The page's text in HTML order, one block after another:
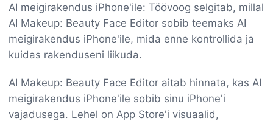
AI meigirakendus iPhone'ile: Töövoog selgitab, millal
AI Makeup: Beauty Face Editor sobib teemaks AI
meigirakendus iPhone'ile, mida enne kontrollida ja
kuidas rakenduseni liikuda.
AI Makeup: Beauty Face Editor aitab hinnata, kas AI
meigirakendus iPhone'ile sobib sinu iPhone'i
vajadusega. Lehel on App Store'i visuaalid,